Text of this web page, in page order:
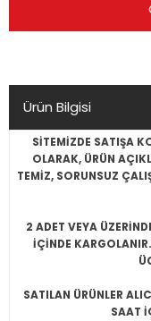
Ürün Bilgisi
SİTEMİZDE SATIŞA
OLARAK, ÜRÜN
TEMİZ, SORUNSUZ
2 ADET VEYA
İÇİNDE
SATILAN ÜRÜNLER
SAAT